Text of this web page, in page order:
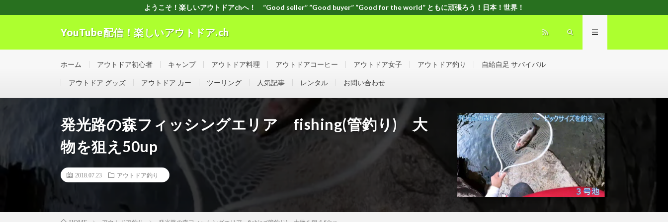
ようこそ！楽しいアウトドアchへ！ ”Good seller” ”Good buyer” ”Good for the world” ともに頑張ろう！日本！世界！
YouTube配信！楽しいアウトドア.ch
ホーム アウトドア初心者 キャンプ アウトドア料理 アウトドアコーヒー アウトドア女子 アウトドア釣り 自給自足 サバイバル
アウトドア グッズ アウトドア カー ツーリング 人気記事 レンタル お問い合わせ
発光路の森フィッシングエリア fishing(管釣り) 大
物を狙え50up
2018.07.23 アウトドア釣り